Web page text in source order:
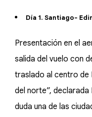
Día 1. Santiago-
Presentación en el
salida del vuelo con
traslado al centro de
del norte”, declarada
duda una de las